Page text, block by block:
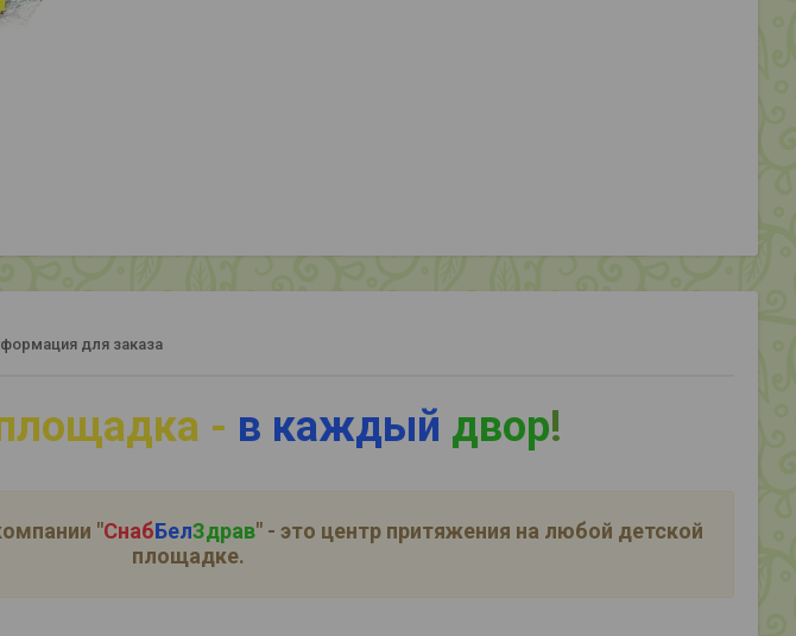
для заказа
- в каждый двор!
"СнабБелЗдрав"- это центр притяжения на любой детской
площадке.